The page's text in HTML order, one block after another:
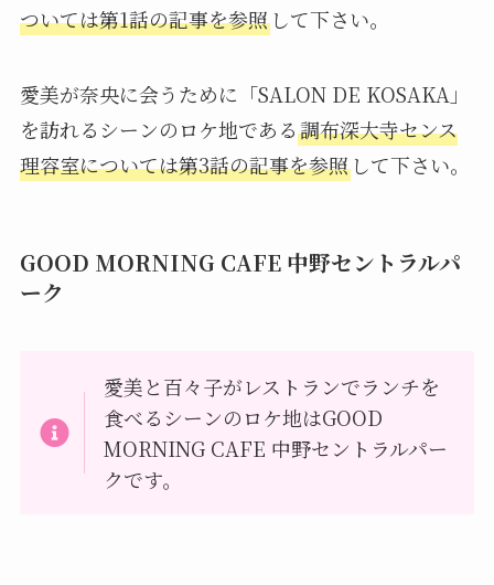
ついては第1話の記事を参照して下さい。
愛美が奈央に会うために「SALON DE KOSAKA」
を訪れるシーンのロケ地である調布深大寺センス
理容室については第3話の記事を参照して下さい。
GOOD MORNING CAFE 中野セントラルパ
ーク
愛美と百々子がレストランでランチを
食べるシーンのロケ地はGOOD
MORNING CAFE 中野セントラルパー
クです。